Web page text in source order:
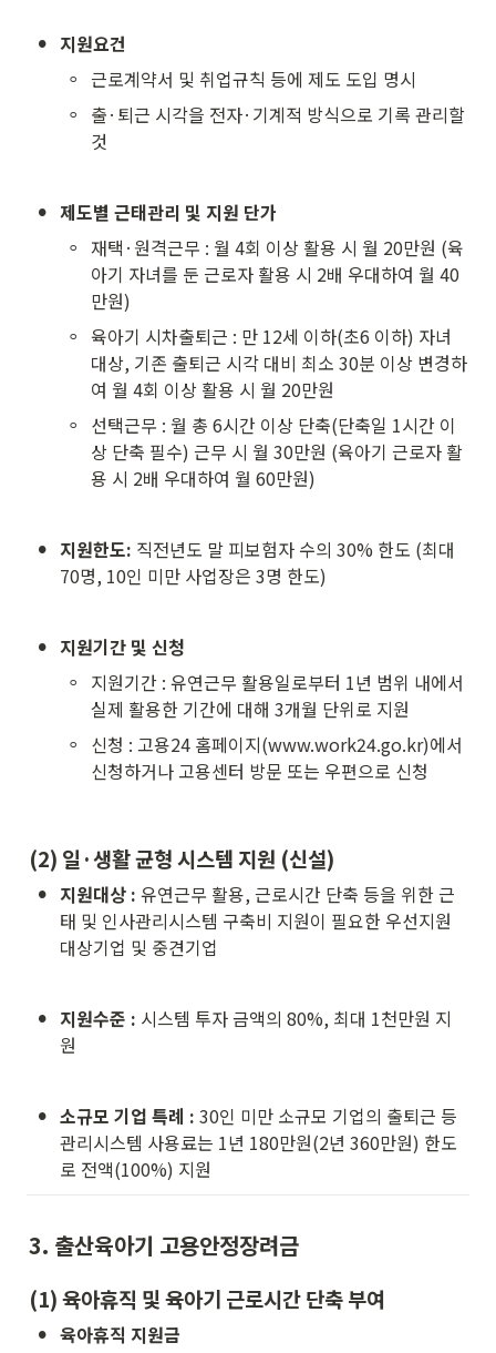
• 지원요건
◦ 근로계약서 및 취업규칙 등에 제도 도입 명시
◦ 출·퇴근 시각을 전자·기계적 방식으로 기록 관리할
것
• 제도별 근태관리 및 지원 단가
◦ 재택·원격근무 : 월 4회 이상 활용 시 월 20만원 (육
아기 자녀를 둔 근로자 활용 시 2배 우대하여 월 40
만원)
◦ 육아기 시차출퇴근 : 만 12세 이하(초6 이하) 자녀
대상, 기존 출퇴근 시각 대비 최소 30분 이상 변경하
여 월 4회 이상 활용 시 월 20만원
◦ 선택근무 : 월 총 6시간 이상 단축(단축일 1시간 이
상 단축 필수) 근무 시 월 30만원 (육아기 근로자 활
용 시 2배 우대하여 월 60만원)
• 지원한도: 직전년도 말 피보험자 수의 30% 한도 (최대
70명, 10인 미만 사업장은 3명 한도)
• 지원기간 및 신청
◦ 지원기간 : 유연근무 활용일로부터 1년 범위 내에서
실제 활용한 기간에 대해 3개월 단위로 지원
◦ 신청 : 고용24 홈페이지(www.work24.go.kr)에서
신청하거나 고용센터 방문 또는 우편으로 신청
(2) 일·생활 균형 시스템 지원 (신설)
• 지원대상 : 유연근무 활용, 근로시간 단축 등을 위한 근
태 및 인사관리시스템 구축비 지원이 필요한 우선지원
대상기업 및 중견기업
• 지원수준 : 시스템 투자 금액의 80%, 최대 1천만원 지
원
• 소규모 기업 특례 : 30인 미만 소규모 기업의 출퇴근 등
관리시스템 사용료는 1년 180만원(2년 360만원) 한도
로 전액(100%) 지원
3. 출산육아기 고용안정장려금
(1) 육아휴직 및 육아기 근로시간 단축 부여
• 육아휴직 지원금